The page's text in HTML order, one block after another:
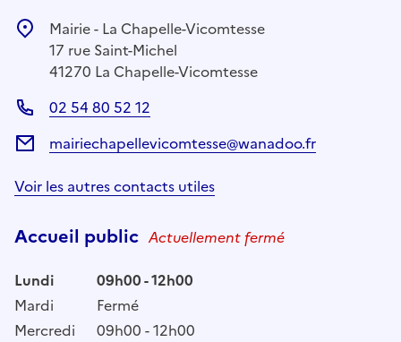
Mairie - La Chapelle-Vicomtesse
17 rue Saint-Michel
41270 La Chapelle-Vicomtesse
02 54 80 52 12
mairiechapellevicomtesse@wanadoo.fr
Voir les autres contacts utiles
Accueil public Actuellement fermé
Lundi
09h00 - 12h00
Mardi
Fermé
Mercredi
09h00 - 12h00